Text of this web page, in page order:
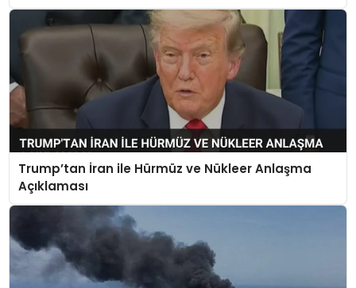
Trump’tan İran ile Hürmüz ve Nükleer Anlaşma
Açıklaması